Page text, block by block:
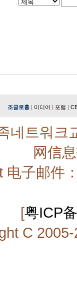
눈 팔지 않고 잘 따라다
조글로홈 | 미디어 | 포럼 |
네트워크
网信
电子邮件
[粤ICP
C